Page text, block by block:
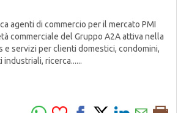
agenti di commercio per il mercato PMI
commerciale del Gruppo A2A attiva nella
e servizi per clienti domestici, condomini,
industriali, ricerca......